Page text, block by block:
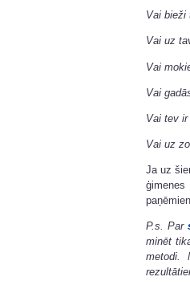
Vai bieži
Vai uz
Vai
Vai
Vai tev ir
Vai uz
Ja uz
P.s. Par
minēt
metodi.